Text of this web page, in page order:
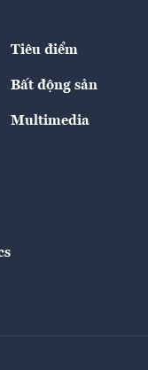
Tiêu điểm
Bất động sản
Multimedia